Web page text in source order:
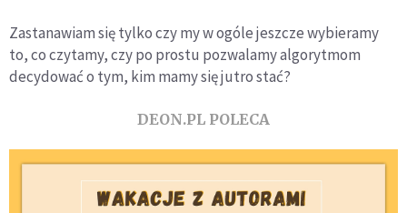
Zastanawiam się tylko czy my w ogóle jeszcze wybieramy
to, co czytamy, czy po prostu pozwalamy algorytmom
decydować o tym, kim mamy się jutro stać?
DEON.PL POLECA